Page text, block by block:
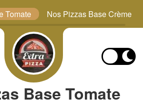
Tomate Nos Pizzas Base Crème
Base Tomate